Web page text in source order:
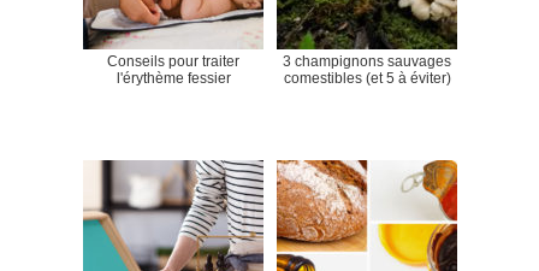
Conseils pour traiter
l'érythème fessier
3 champignons sauvages
comestibles (et 5 à éviter)